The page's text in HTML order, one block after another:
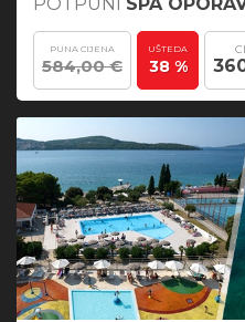
PUNA CIJENA
584,00 €
UŠTEDA
38 %